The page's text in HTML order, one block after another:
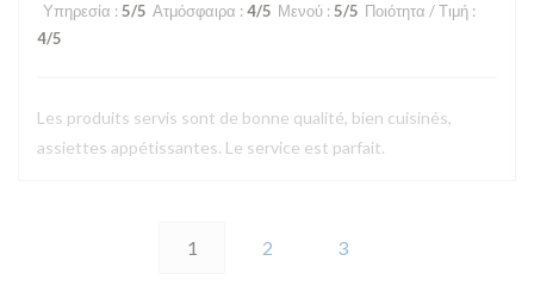
Υπηρεσία : 5/5 Ατμόσφαιρα : 4/5 Μενού : 5/5 Ποιότητα / Τιμή :
4/5
Les produits servis sont de bonne qualité, bien cuisinés,
assiettes appétissantes. Le service est parfait.
1 2 3